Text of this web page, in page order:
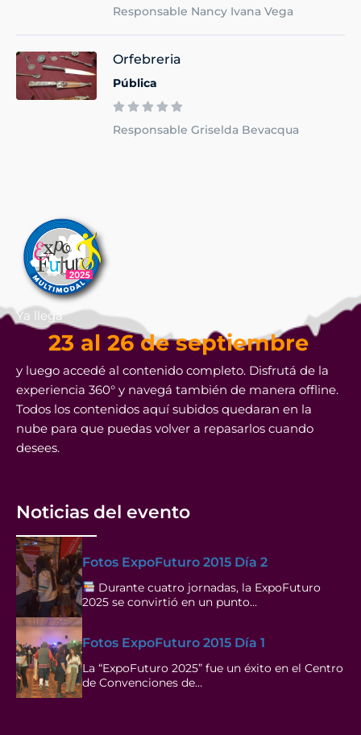
Responsable Nancy Ivana Vega
Orfebreria
Pública
Responsable Griselda Bevacqua
Ya llega
23 al 26 de septiembre
y luego accedé al contenido completo. Disfrutá de la
experiencia 360° y navegá también de manera offline.
Todos los contenidos aquí subidos quedaran en la
nube para que puedas volver a repasarlos cuando
desees.
Noticias del evento
Fotos ExpoFuturo 2015 Día 2
Durante cuatro jornadas, la ExpoFuturo
2025 se convirtió en un punto…
Fotos ExpoFuturo 2015 Día 1
La “ExpoFuturo 2025” fue un éxito en el Centro
de Convenciones de…